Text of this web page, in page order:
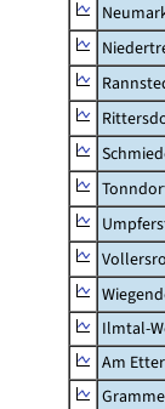
Ilmtal-
Am